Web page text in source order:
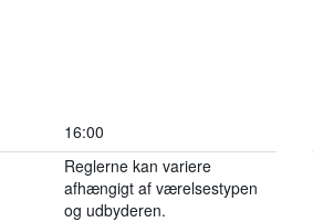
16:00
Reglerne kan variere
afhængigt af værelsestypen
og udbyderen.